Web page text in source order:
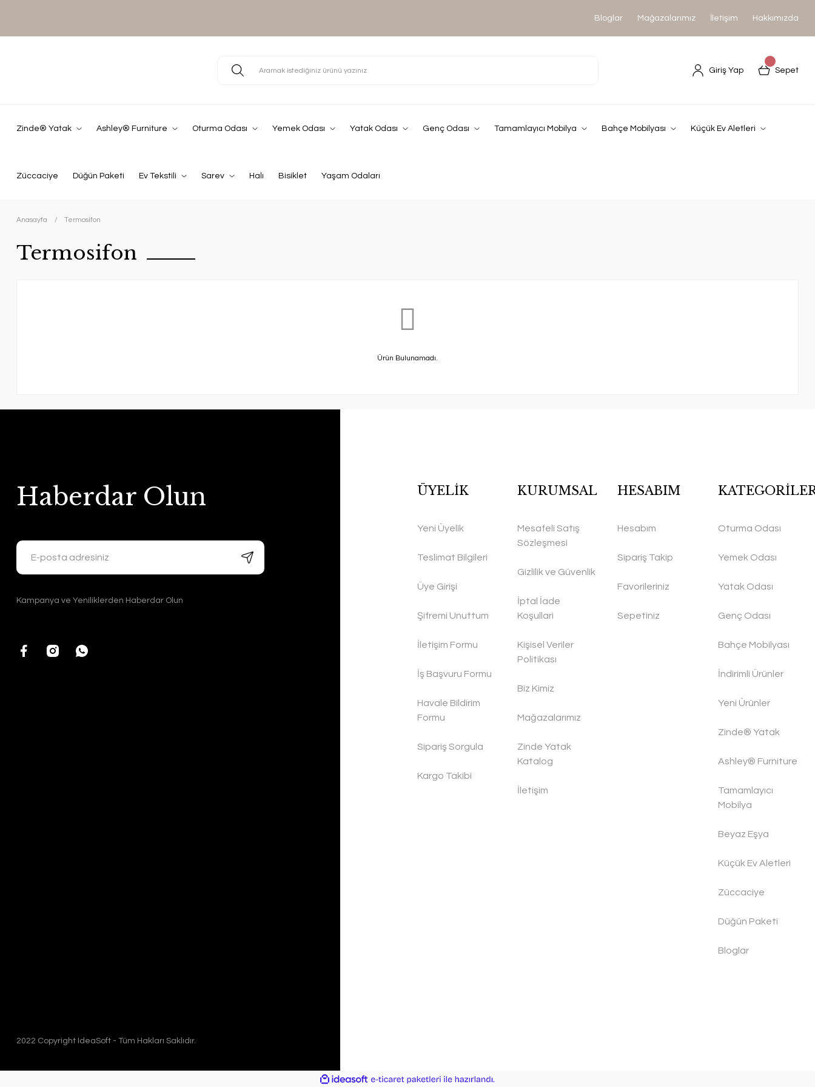
Bloglar Mağazalarımız İletişim Hakkımızda
Giriş Yap Sepet
Zinde® Yatak Ashley® Furniture Oturma Odası Yemek Odası Yatak Odası Genç Odası Tamamlayıcı Mobilya Bahçe Mobilyası Küçük Ev Aletleri
Züccaciye Düğün Paketi Ev Tekstili Sarev Halı Bisiklet Yaşam Odaları
Anasayfa Termosifon
Termosifon
Ürün Bulunamadı.
Haberdar Olun
Kampanya ve Yeniliklerden Haberdar Olun
ÜYELİK
Yeni Üyelik
Teslimat Bilgileri
Üye Girişi
Şifremi Unuttum
İletişim Formu
İş Başvuru Formu
Havale Bildirim
Formu
Sipariş Sorgula
Kargo Takibi
KURUMSAL
Mesafeli Satış
Sözleşmesi
Gizlilik ve Güvenlik
İptal İade
Koşullari
Kişisel Veriler
Politikası
Biz Kimiz
Mağazalarımız
Zinde Yatak
Katalog
İletişim
HESABIM
Hesabım
Sipariş Takip
Favorileriniz
Sepetiniz
Oturma Odası
Yemek Odası
Yatak Odası
Genç Odası
Bahçe Mobilyası
İndirimli Ürünler
Yeni Ürünler
Zinde® Yatak
Ashley® Furniture
Tamamlayıcı
Mobilya
Beyaz Eşya
Küçük Ev Aletleri
Züccaciye
Düğün Paketi
Bloglar
2022 Copyright IdeaSoft - Tüm Hakları Saklıdır.
ideasoft
e-